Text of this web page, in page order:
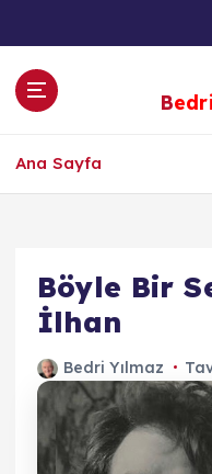
Ana Sayfa
Böyle Bir
İlhan
Bedri Yılmaz